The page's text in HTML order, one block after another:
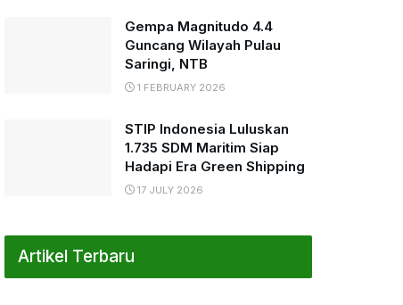
Gempa Magnitudo 4.4
Guncang Wilayah Pulau
Saringi, NTB
1 FEBRUARY 2026
STIP Indonesia Luluskan
1.735 SDM Maritim Siap
Hadapi Era Green Shipping
17 JULY 2026
Artikel Terbaru